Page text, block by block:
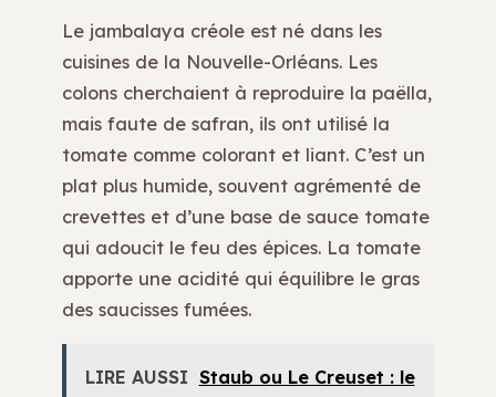
Le jambalaya créole est né dans les
cuisines de la Nouvelle-Orléans. Les
colons cherchaient à reproduire la paëlla,
mais faute de safran, ils ont utilisé la
tomate comme colorant et liant. C’est un
plat plus humide, souvent agrémenté de
crevettes et d’une base de sauce tomate
qui adoucit le feu des épices. La tomate
apporte une acidité qui équilibre le gras
des saucisses fumées.
LIRE AUSSI Staub ou Le Creuset : le